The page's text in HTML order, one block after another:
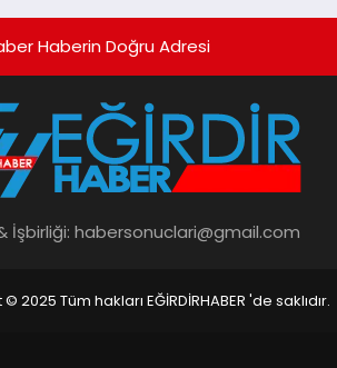
Haberin Doğru Adresi
İşbirliği: habersonuclari@gmail.com
2025 Tüm hakları EĞİRDİRHABER 'de saklıdır.